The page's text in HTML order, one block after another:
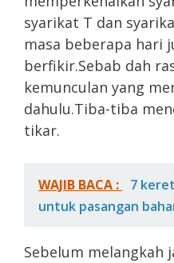
syarikat T dan
masa beberapa hari
berfikir.Sebab dah
kemunculan yang
dahulu.Tiba-tiba
tikar.
WAJIB BACA :
7
untuk pasangan
Sebelum melangkah